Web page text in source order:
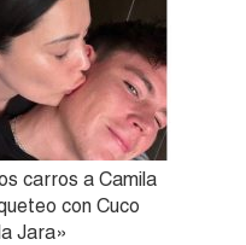
carros a Camila
con Cuco
Jara»